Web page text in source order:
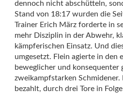
dennoch nicht abschütteln,
Stand von 18:17 wurden die
Trainer Erich März forderte in
mehr Disziplin in der Abwehr,
kämpferischen Einsatz. Und
umgesetzt. Flein agierte in den
beweglicher und konsequenter
zweikampfstarken Schmidener.
bezahlt, durch drei Tore in